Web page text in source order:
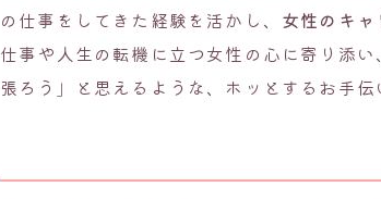
の仕事をしてきた経験を活かし、 女性のキャ
仕事や人生の転機に立つ女性の心に寄り添
張ろう」と思えるような、ホッとするお手